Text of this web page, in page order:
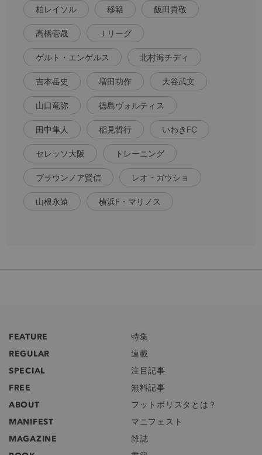
柏レイソル 移籍 飯田貴敬
高橋壱晟 Ｊリーグ
ゲルト・エンゲルス 北村海チディ
吉本岳史 増田功作 大谷武文
山口竜弥 徳島ヴォルティス
田中隼人 稲見哲行 いわきFC
セレッソ大阪 トレーニング
ブラウンノア賢信 レオ・ガウショ
山根永遠 横浜F・マリノス
FEATURE
特集
REGULAR
連載
SPECIAL
注目記事
FREE
無料記事
ABOUT
フットボリスタとは？
MANIFEST
マニフェスト
MAGAZINE
雑誌